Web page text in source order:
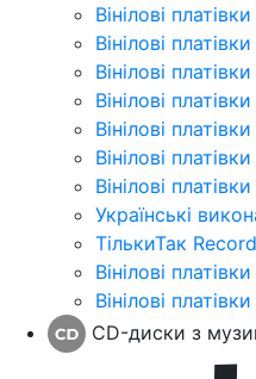
Вінілові
Вінілові
Вінілові
Вінілові
Вінілові
Вінілові
Вінілові
Українські
ТількиТак
Вінілові
Вінілові
CD-диски з